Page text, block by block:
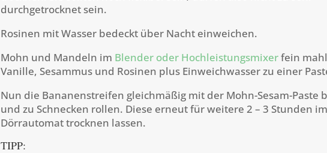
durchgetrocknet sein.
Rosinen mit Wasser bedeckt über Nacht einweichen.
Mohn und Mandeln im Blender oder Hochleistungsmixerfein
Vanille, Sesammus und Rosinen plus Einweichwasser zu einer
Nun die Bananenstreifen gleichmäßig mit der Mohn-Sesam-Paste
und zu Schnecken rollen. Diese erneut für weitere 2 – 3 Stunden im
Dörrautomat trocknen lassen.
TIPP: